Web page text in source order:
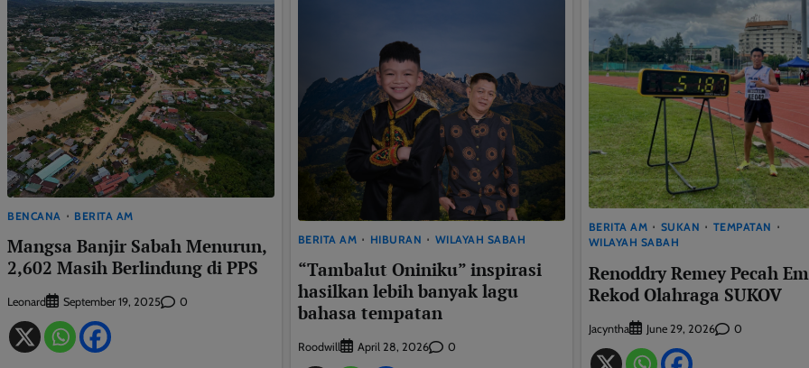
BENCANA BERITA AM
Mangsa Banjir Sabah Menurun,
2,602 Masih Berlindung di PPS
Leonard September 19, 2025 0
BERITA AM HIBURAN WILAYAH SABAH
“Tambalut Oniniku” inspirasi
hasilkan lebih banyak lagu
bahasa tempatan
Roodwill April 28, 2026 0
BERITA AM SUKAN
TEMPATAN
WILAYAH SABAH
Renoddry Remey Pecah
Rekod Olahraga SUKOV
Jacyntha June 29, 2026 0
This will close in9seconds